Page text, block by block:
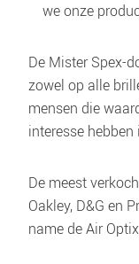
we onze
De Mister Spex-
zowel op alle
mensen die
interesse
De meest
Oakley, D&G en
name de Air